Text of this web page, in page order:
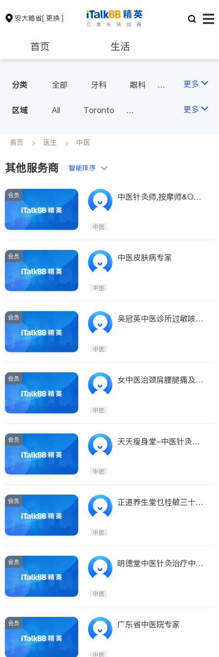
安大略省[ 更换 ]
首页 生活
保险理财 房地产租售
银行贷款
建筑装修
分类 全部 牙科
眼科
耳鼻喉科
医生-其它
家庭医生
更多
区域 All
Toronto
Scarborough
North York
Brampton
Kitchener
Newmarket
Stouffville
Maple
Waterloo
Guelph
Oshawa
Niagara Falls
Pickering
Concord
Port Perry
更多
首页 医生 中医
其他服务商 智能排序
会员
中医针灸师,按摩师&Ost
中医
会员 中医皮肤病专家
中医
会员
吴冠英中医诊所过敏咳喘
中医
会员
女中医治颈肩腰腿痛及病
中医
会员
天天瘦身堂–中医针灸减
中医
会员
正道养生堂乜桂敏三十年
中医
会员
明德堂中医针灸治疗中心
中医
会员 广东省中医院专家
中医